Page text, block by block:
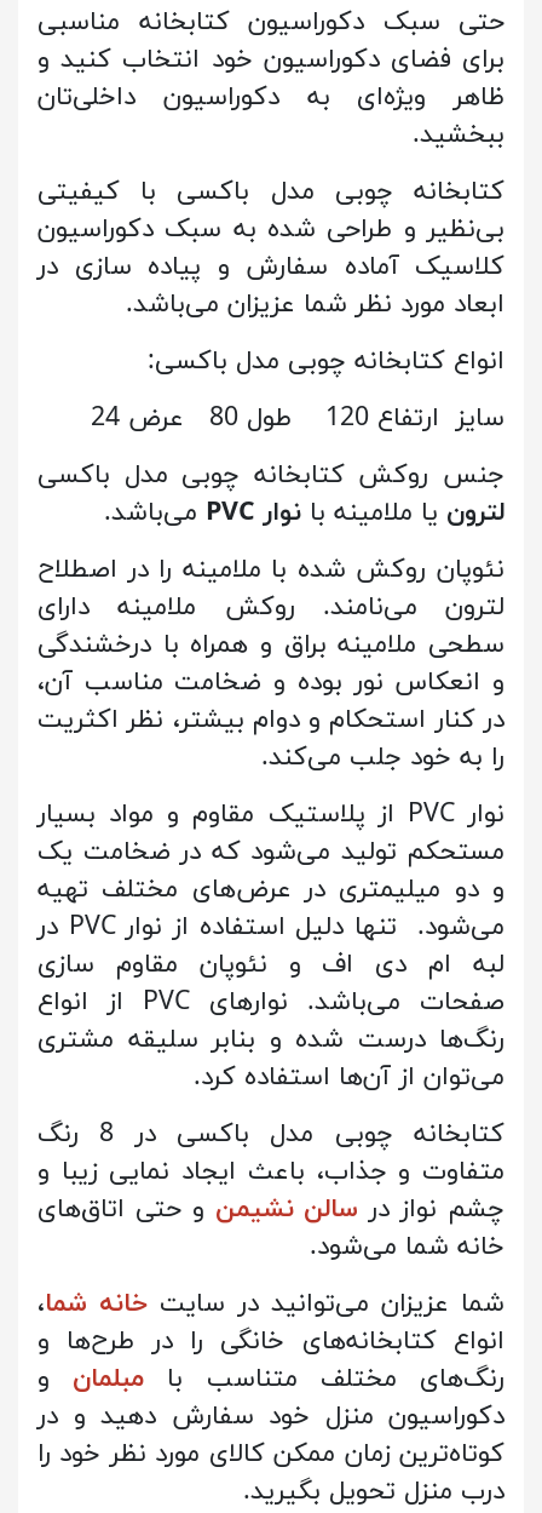
حتی سبک دکوراسیون کتابخانه مناسبی
برای فضای دکوراسیون خود انتخاب کنید و
ظاهر ویژه‌ای به دکوراسیون داخلی‌تان
ببخشید.
کتابخانه چوبی مدل باکسی با کیفیتی
بی‌نظیر و طراحی شده به سبک دکوراسیون
کلاسیک آماده سفارش و پیاده سازی در
ابعاد مورد نظر شما عزیزان می‌باشد.
انواع کتابخانه چوبی مدل باکسی:
سایز ارتفاع 120 طول 80 عرض 24
جنس روکش کتابخانه چوبی مدل باکسی
لترون یا ملامینه با نوار PVC
می‌باشد.
نئوپان روکش شده با ملامینه را در اصطلاح
لترون می‌نامند. روکش ملامینه دارای
سطحی ملامینه براق و همراه با درخشندگی
و انعکاس نور بوده و ضخامت مناسب آن،
در کنار استحکام و دوام بیشتر، نظر اکثریت
را به خود جلب می‌کند.
نوار PVC از پلاستیک مقاوم و مواد بسیار
مستحکم تولید می‌شود که در ضخامت یک
و دو میلیمتری در عرض‌های مختلف تهیه
می‌شود. تنها دلیل استفاده از نوار PVC در
لبه ام دی اف و نئوپان مقاوم سازی
صفحات می‌باشد. نوارهای PVC از انواع
رنگ‌ها درست شده و بنابر سلیقه مشتری
می‌توان از آن‌ها استفاده کرد.
کتابخانه چوبی مدل باکسی در 8 رنگ
متفاوت و جذاب، باعث ایجاد نمایی زیبا و
چشم نواز در سالن نشیمن و حتی اتاق‌های
خانه شما می‌شود.
شما عزیزان می‌توانید در سایت خانه شما،
انواع کتابخانه‌های خانگی را در طرح‌ها و
رنگ‌های مختلف متناسب با مبلمان و
دکوراسیون منزل خود سفارش دهید و در
کوتاه‌ترین زمان ممکن کالای مورد نظر خود را
درب منزل تحویل بگیرید.